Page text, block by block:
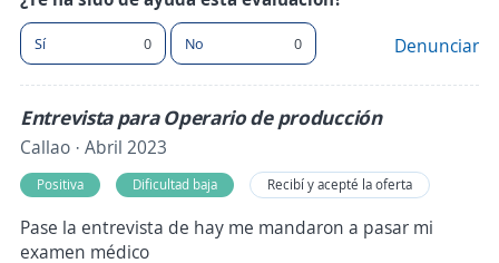
Sí 0 No 0 Denunciar
Entrevista para Operario de producción
Callao · Abril 2023
Positiva Dificultad baja Recibí y acepté la oferta
Pase la entrevista de hay me mandaron a pasar mi
examen médico